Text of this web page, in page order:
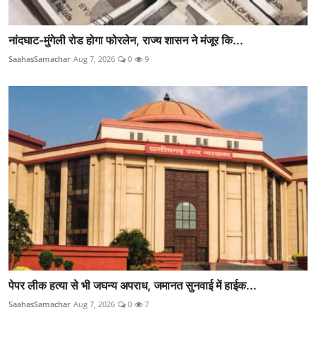
नांदघाट-मुंगेली रोड होगा फोरलेन, राज्य शासन ने मंजूर कि...
SaahasSamachar Aug 7, 2026 0 9
पेपर लीक हत्या से भी जघन्य अपराध, जमानत सुनवाई में हाईक...
SaahasSamachar Aug 7, 2026 0 7